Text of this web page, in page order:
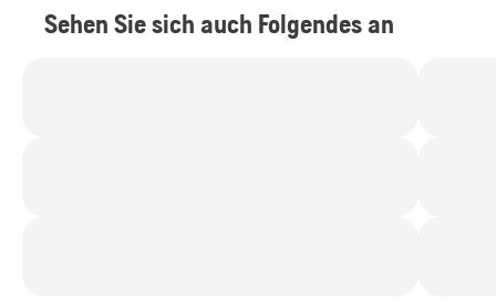
Sehen Sie sich auch Folgendes an